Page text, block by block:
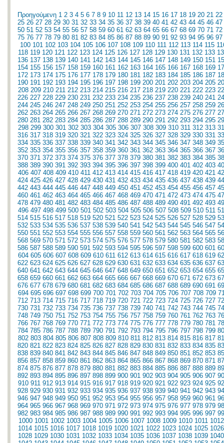
Προηγούμενη 1 2 3 4 5 6 7 8 9 10 11 12 13 14 15 16 17 18 19 20 21 22
25 26 27 28 29 30 31 32 33 34 35 36 37 38 39 40 41 42 43 44 45 46 47
50 51 52 53 54 55 56 57 58 59 60 61 62 63 64 65 66 67 68 69 70 71 72
75 76 77 78 79 80 81 82 83 84 85 86 87 88 89 90 91 92 93 94 95 96 97
100 101 102 103 104 105 106 107 108 109 110 111 112 113 114 115
118 119 120 121 122 123 124 125 126 127 128 129 130 131 132 133
136 137 138 139 140 141 142 143 144 145 146 147 148 149 150 151
154 155 156 157 158 159 160 161 162 163 164 165 166 167 168 169
172 173 174 175 176 177 178 179 180 181 182 183 184 185 186 187
190 191 192 193 194 195 196 197 198 199 200 201 202 203 204 205
208 209 210 211 212 213 214 215 216 217 218 219 220 221 222 223
226 227 228 229 230 231 232 233 234 235 236 237 238 239 240 241
244 245 246 247 248 249 250 251 252 253 254 255 256 257 258 259
262 263 264 265 266 267 268 269 270 271 272 273 274 275 276 277
280 281 282 283 284 285 286 287 288 289 290 291 292 293 294 295
298 299 300 301 302 303 304 305 306 307 308 309 310 311 312 313
316 317 318 319 320 321 322 323 324 325 326 327 328 329 330 331
334 335 336 337 338 339 340 341 342 343 344 345 346 347 348 349
352 353 354 355 356 357 358 359 360 361 362 363 364 365 366 367
370 371 372 373 374 375 376 377 378 379 380 381 382 383 384 385
388 389 390 391 392 393 394 395 396 397 398 399 400 401 402 403
406 407 408 409 410 411 412 413 414 415 416 417 418 419 420 421
424 425 426 427 428 429 430 431 432 433 434 435 436 437 438 439
442 443 444 445 446 447 448 449 450 451 452 453 454 455 456 457
460 461 462 463 464 465 466 467 468 469 470 471 472 473 474 475
478 479 480 481 482 483 484 485 486 487 488 489 490 491 492 493
496 497 498 499 500 501 502 503 504 505 506 507 508 509 510 511
514 515 516 517 518 519 520 521 522 523 524 525 526 527 528 529
532 533 534 535 536 537 538 539 540 541 542 543 544 545 546 547
550 551 552 553 554 555 556 557 558 559 560 561 562 563 564 565
568 569 570 571 572 573 574 575 576 577 578 579 580 581 582 583
586 587 588 589 590 591 592 593 594 595 596 597 598 599 600 601
604 605 606 607 608 609 610 611 612 613 614 615 616 617 618 619
622 623 624 625 626 627 628 629 630 631 632 633 634 635 636 637
640 641 642 643 644 645 646 647 648 649 650 651 652 653 654 655
658 659 660 661 662 663 664 665 666 667 668 669 670 671 672 673
676 677 678 679 680 681 682 683 684 685 686 687 688 689 690 691
694 695 696 697 698 699 700 701 702 703 704 705 706 707 708 709
712 713 714 715 716 717 718 719 720 721 722 723 724 725 726 727
730 731 732 733 734 735 736 737 738 739 740 741 742 743 744 745
748 749 750 751 752 753 754 755 756 757 758 759 760 761 762 763
766 767 768 769 770 771 772 773 774 775 776 777 778 779 780 781
784 785 786 787 788 789 790 791 792 793 794 795 796 797 798 799
802 803 804 805 806 807 808 809 810 811 812 813 814 815 816 817
820 821 822 823 824 825 826 827 828 829 830 831 832 833 834 835
838 839 840 841 842 843 844 845 846 847 848 849 850 851 852 853
856 857 858 859 860 861 862 863 864 865 866 867 868 869 870 871
874 875 876 877 878 879 880 881 882 883 884 885 886 887 888 889
892 893 894 895 896 897 898 899 900 901 902 903 904 905 906 907
910 911 912 913 914 915 916 917 918 919 920 921 922 923 924 925
928 929 930 931 932 933 934 935 936 937 938 939 940 941 942 943
946 947 948 949 950 951 952 953 954 955 956 957 958 959 960 961
964 965 966 967 968 969 970 971 972 973 974 975 976 977 978 979
982 983 984 985 986 987 988 989 990 991 992 993 994 995 996 997
1000 1001 1002 1003 1004 1005 1006 1007 1008 1009 1010 1011 1012
1014 1015 1016 1017 1018 1019 1020 1021 1022 1023 1024 1025 1026
1028 1029 1030 1031 1032 1033 1034 1035 1036 1037 1038 1039 1040